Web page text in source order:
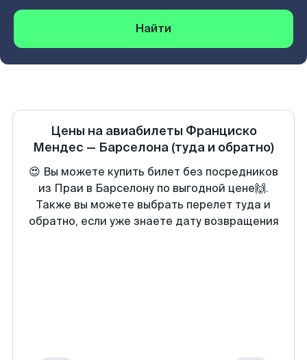
Найти
Цены на авиабилеты Франциско
Мендес — Барселона (туда и обратно)
😍 Вы можете купить билет без посредников
из Праи в Барселону по выгодной цене🙌.
Также вы можете выбрать перелет туда и
обратно, если уже знаете дату возвращения